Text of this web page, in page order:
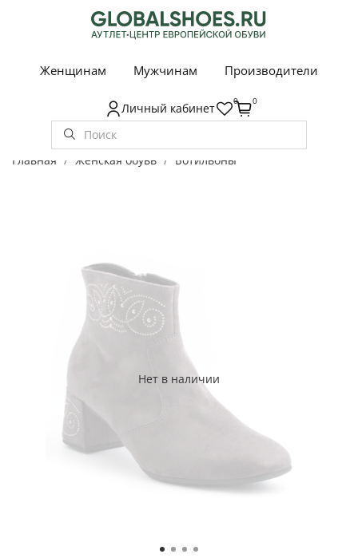
Женщинам Мужчинам Производители
Личный кабинет 0 0
Главная Женская обувь Ботильоны
Нет в наличии